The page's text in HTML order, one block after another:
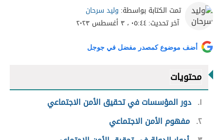
تمت الكتابة بواسطة: وليد سرحان
آخر تحديث:٠٥:٤٤ ، ٣ أغسطس ٢٠٢٣
أضف موضوع كمصدر مفضل في جوجل
محتويات
١ دور المؤسسات في تحقيق الأمن الاجتماعي
٢ مفهوم الأمن الاجتماعي